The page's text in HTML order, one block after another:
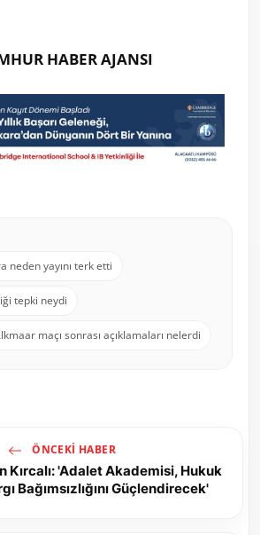
HABER AJANSI
neden yayını terk etti
tepki neydi
maçı sonrası açıklamaları nelerdi
ÖNCEKI HABER
Kırcalı: 'Adalet Akademisi, Hukuk
Bağımsızlığını Güçlendirecek'